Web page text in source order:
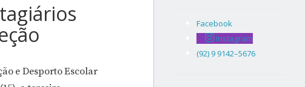
e Desporto Escolar
Facebook
Instagram
(92) 9 9142–5676